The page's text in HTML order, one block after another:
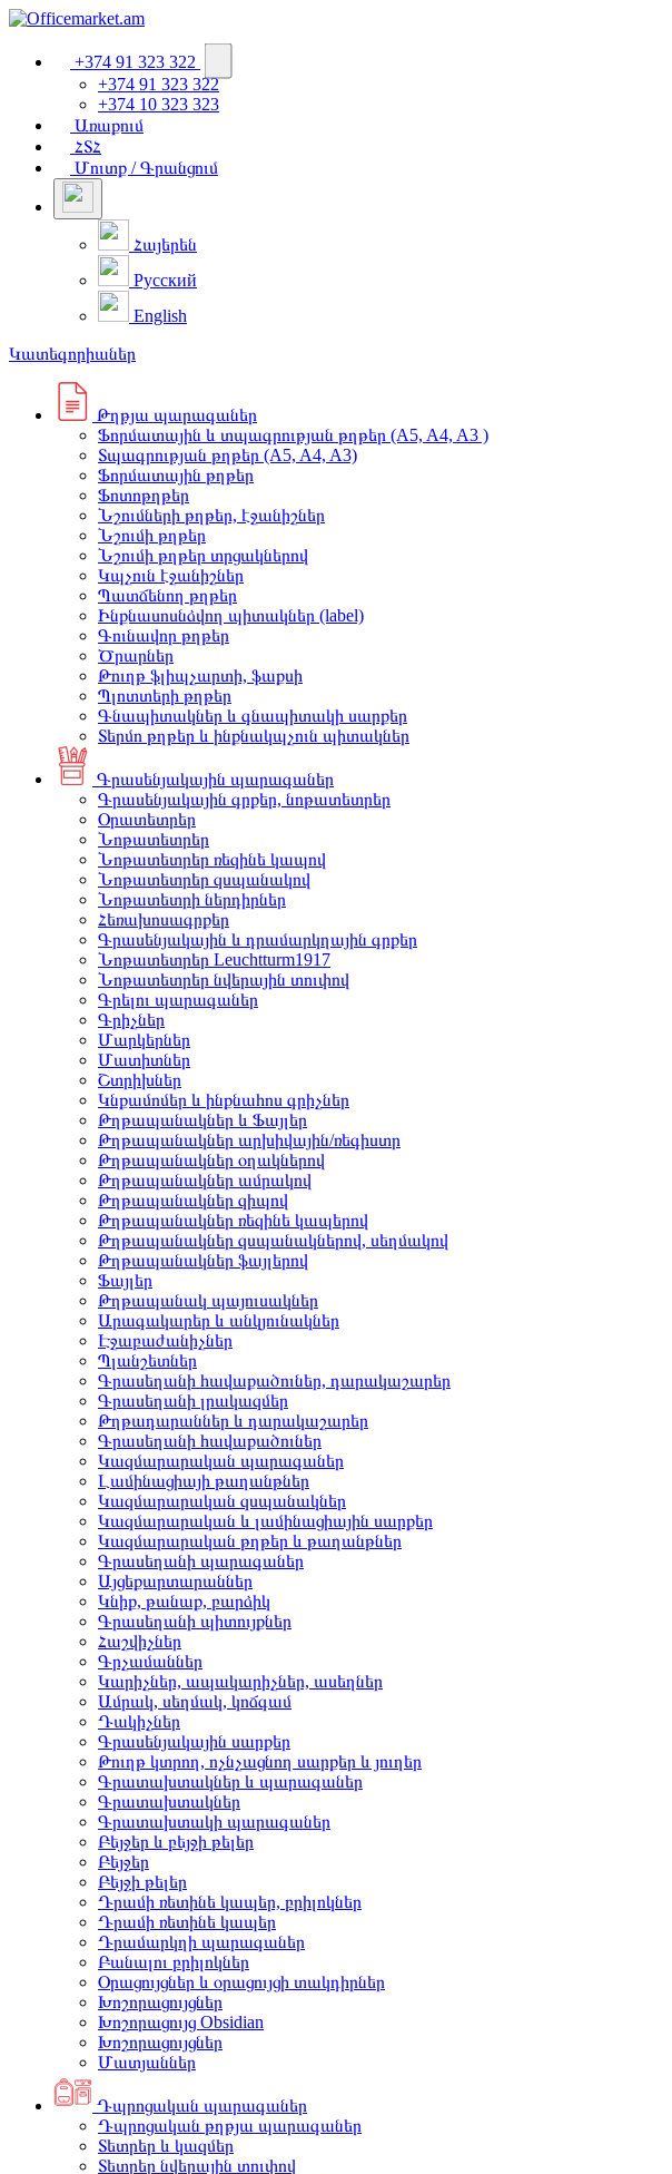
+374 91 323 322
+374 91 323 322
+374 10 323 323
Առաքում
ՀՏՀ
Մուտք / Գրանցում
Հայերեն
Русский
English
Կատեգորիաներ
Թղթյա պարագաներ
Ֆորմատային և տպագրության թղթեր (A5, A4, A3 )
Տպագրության թղթեր (A5, A4, A3)
Ֆորմատային թղթեր
Ֆոտոթղթեր
Նշումների թղթեր, էջանիշներ
Նշումի թղթեր
Նշումի թղթեր տրցակներով
Կպչուն էջանիշներ
Պատճենող թղթեր
Ինքնասոսնձվող պիտակներ (label)
Գունավոր թղթեր
Ծրարներ
Թուղթ ֆլիպչարտի, ֆաքսի
Պլոտտերի թղթեր
Գնապիտակներ և գնապիտակի սարքեր
Տերմո թղթեր և ինքնակպչուն պիտակներ
Գրասենյակային պարագաներ
Գրասենյակային գրքեր, նոթատետրեր
Օրատետրեր
Նոթատետրեր
Նոթատետրեր ռեզինե կապով
Նոթատետրեր զսպանակով
Նոթատետրի ներդիրներ
Հեռախոսագրքեր
Գրասենյակային և դրամարկղային գրքեր
Նոթատետրեր Leuchtturm1917
Նոթատետրեր նվերային տուփով
Գրելու պարագաներ
Գրիչներ
Մարկերներ
Մատիտներ
Շտրիխներ
Կնքամոմեր և ինքնահոս գրիչներ
Թղթապանակներ և Ֆայլեր
Թղթապանակներ արխիվային/ռեգիստր
Թղթապանակներ օղակներով
Թղթապանակներ ամրակով
Թղթապանակներ զիպով
Թղթապանակներ ռեզինե կապերով
Թղթապանակներ զսպանակներով, սեղմակով
Թղթապանակներ ֆայլերով
Ֆայլեր
Թղթապանակ պայուսակներ
Արագակարեր և անկյունակներ
Էջաբաժանիչներ
Պլանշետներ
Գրասեղանի հավաքածուներ, դարակաշարեր
Գրասեղանի լրակազմեր
Թղթադարաններ և դարակաշարեր
Գրասեղանի հավաքածուներ
Կազմարարական պարագաներ
Լամինացիայի թաղանթներ
Կազմարարական զսպանակներ
Կազմարարական և լամինացիային սարքեր
Կազմարարական թղթեր և թաղանթներ
Գրասեղանի պարագաներ
Այցեքարտարաններ
Կնիք, թանաք, բարձիկ
Գրասեղանի պիտույքներ
Հաշվիչներ
Գրչամաններ
Կարիչներ, ապակարիչներ, ասեղներ
Ամրակ, սեղմակ, կոճգամ
Դակիչներ
Գրասենյակային սարքեր
Թուղթ կտրող, ոչնչացնող սարքեր և յուղեր
Գրատախտակներ և պարագաներ
Գրատախտակներ
Գրատախտակի պարագաներ
Բեյջեր և բեյջի թելեր
Բեյջեր
Բեյջի թելեր
Դրամի ռետինե կապեր, բրիլոկներ
Դրամի ռետինե կապեր
Դրամարկղի պարագաներ
Բանալու բրիլոկներ
Օրացույցներ և օրացույցի տակդիրներ
Խոշորացույցներ
Խոշորացույց Obsidian
Խոշորացույցներ
Մատյաններ
Դպրոցական պարագաներ
Դպրոցական թղթյա պարագաներ
Տետրեր և կազմեր
Տետրեր նվերային տուփով